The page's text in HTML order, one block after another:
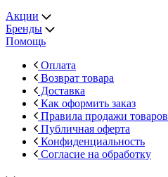
Акции
Бренды
Помощь
Оплата
Возврат товара
Доставка
Как оформить заказ
Правила продажи товаров
Публичная оферта
Конфиденциальность
Согласие на обработку